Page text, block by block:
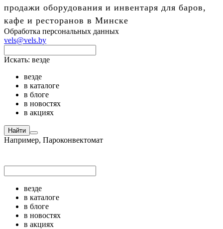
продажи оборудования и инвентаря для баров,
кафе и ресторанов в Минске
Обработка персональных данных
vels@vels.by
Искать: везде
везде
в каталоге
в блоге
в новостях
в акциях
Найти
Например, Пароконвектомат
везде
в каталоге
в блоге
в новостях
в акциях